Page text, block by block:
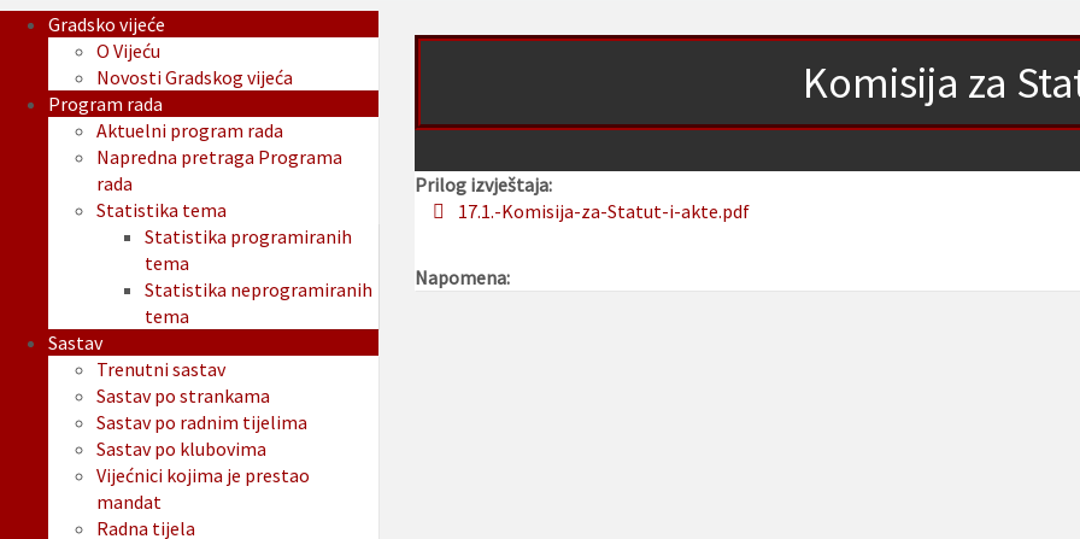
Komisija za
Prilog izvještaja:
17.1.-Komisija-za-Statut-i-akte.pdf
Napomena:
Gradsko vijeće
O Vijeću
Novosti Gradskog vijeća
Program rada
Aktuelni program rada
Napredna pretraga Programa
rada
Statistika tema
Statistika programiranih
tema
Statistika neprogramiranih
tema
Sastav
Trenutni sastav
Sastav po strankama
Sastav po radnim tijelima
Sastav po klubovima
Vijećnici kojima je prestao
mandat
Radna tijela